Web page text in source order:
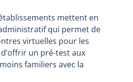
mettent en
qui permet de
virtuelles pour les
un pré-test aux
familiers avec la